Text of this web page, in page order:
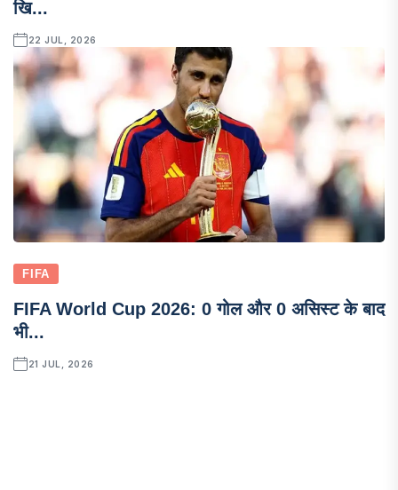
खि...
22 JUL, 2026
FIFA
FIFA World Cup 2026: 0 गोल और 0 असिस्ट के बाद
भी...
21 JUL, 2026